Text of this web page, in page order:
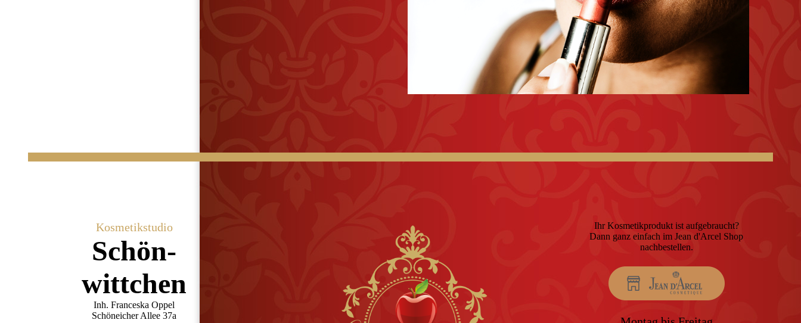
Kosmetikstudio
Schön­
wittchen
Inh. Franceska Oppel
Schöneicher Allee 37a
Ihr Kosmetikprodukt ist aufgebraucht?
Dann ganz einfach im Jean d'Arcel Shop
nachbestellen.